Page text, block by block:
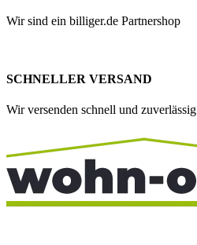
Wir sind ein billiger.de Partnershop
SCHNELLER VERSAND
Wir versenden schnell und zuverlässig